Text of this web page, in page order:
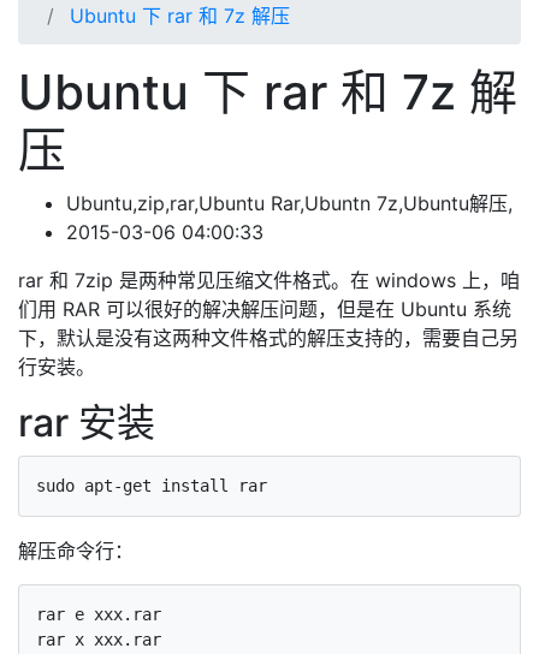
Ubuntu 下 rar 和 7z 解压
Ubuntu 下 rar 和 7z 解
压
Ubuntu,zip,rar,Ubuntu Rar,Ubuntn 7z,Ubuntu解压,
2015-03-06 04:00:33
rar 和 7zip 是两种常见压缩文件格式。在 windows 上，咱
们用 RAR 可以很好的解决解压问题，但是在 Ubuntu 系统
下，默认是没有这两种文件格式的解压支持的，需要自己另
行安装。
rar 安装
解压命令行：
rar e xxx.rar